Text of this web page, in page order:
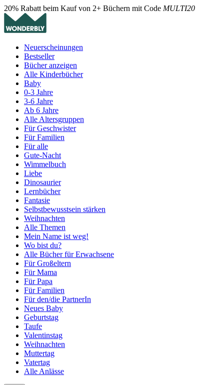
20% Rabatt beim Kauf von 2+ Büchern mit Code MULTI20
Neuerscheinungen
Bestseller
Bücher anzeigen
Alle Kinderbücher
Baby
0-3 Jahre
3-6 Jahre
Ab 6 Jahre
Alle Altersgruppen
Für Geschwister
Für Familien
Für alle
Gute-Nacht
Wimmelbuch
Liebe
Dinosaurier
Lernbücher
Fantasie
Selbstbewusstsein stärken
Weihnachten
Alle Themen
Mein Name ist weg!
Wo bist du?
Alle Bücher für Erwachsene
Für Großeltern
Für Mama
Für Papa
Für Familien
Für den/die PartnerIn
Neues Baby
Geburtstag
Taufe
Valentinstag
Weihnachten
Muttertag
Vatertag
Alle Anlässe